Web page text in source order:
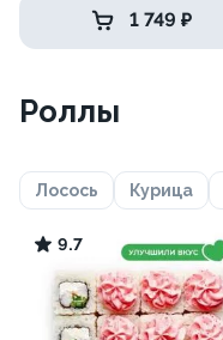
1 749 ₽
Роллы
Лосось Курица
9.7